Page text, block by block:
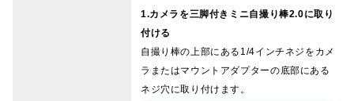
1.カメラを三脚付きミニ自撮り棒2.0に取り
付ける
自撮り棒の上部にある1/4インチネジをカメ
ラまたはマウントアダプターの底部にある
ネジ穴に取り付けます。